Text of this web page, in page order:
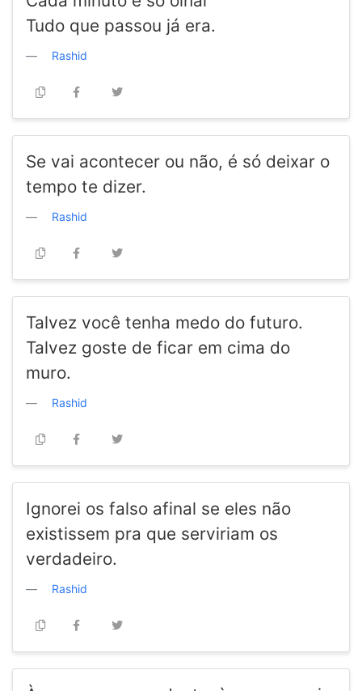
Tudo que passou já era.
Rashid
Se vai acontecer ou não, é só deixar o
tempo te dizer.
Rashid
Talvez você tenha medo do futuro.
Talvez goste de ficar em cima do
muro.
Rashid
Ignorei os falso afinal se eles não
existissem pra que serviriam os
verdadeiro.
Rashid